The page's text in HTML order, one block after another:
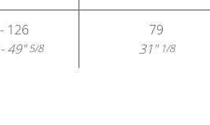
126
49"5/8
79
31"1/8